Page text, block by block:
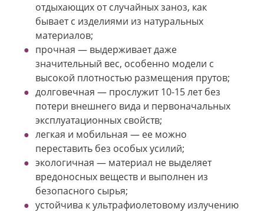
отдыхающих от случайных заноз, как
бывает с изделиями из натуральных
материалов;
прочная — выдерживает даже
значительный вес, особенно модели с
высокой плотностью размещения прутов;
долговечная — прослужит 10-15 лет без
потери внешнего вида и первоначальных
эксплуатационных свойств;
легкая и мобильная — ее можно
переставить без особых усилий;
экологичная — материал не выделяет
вредоносных веществ и выполнен из
безопасного сырья;
устойчива к ультрафиолетовому излучению